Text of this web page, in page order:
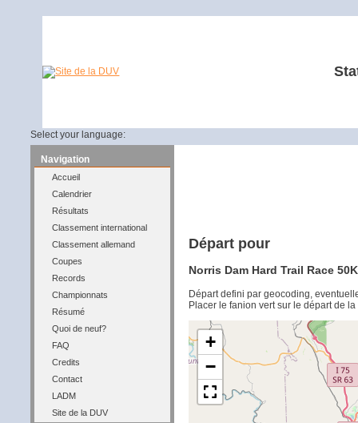
Select your language:
Navigation
Accueil
Calendrier
Résultats
Classement international
Classement allemand
Coupes
Records
Championnats
Résumé
Quoi de neuf?
FAQ
Credits
Contact
LADM
Site de la DUV
Départ pour
Norris Dam Hard Trail Race
Départ defini par geocoding,
Placer le fanion vert sur le départ de
+
−